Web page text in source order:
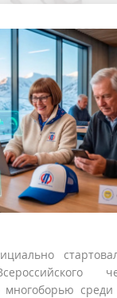
многоборью